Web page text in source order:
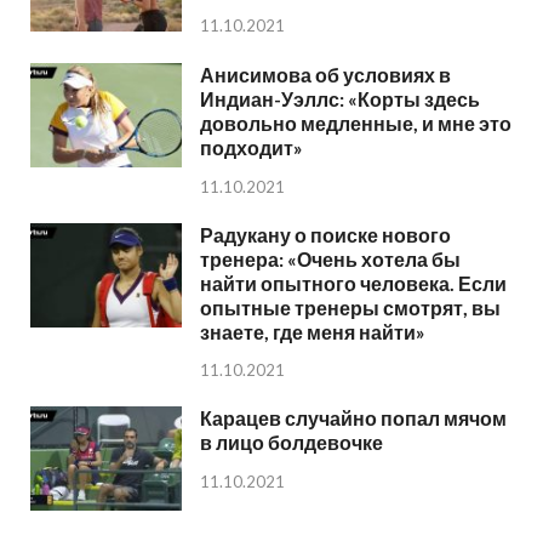
11.10.2021
Анисимова об условиях в
Индиан-Уэллс: «Корты здесь
довольно медленные, и мне это
подходит»
11.10.2021
Радукану о поиске нового
тренера: «Очень хотела бы
найти опытного человека. Если
опытные тренеры смотрят, вы
знаете, где меня найти»
11.10.2021
Карацев случайно попал мячом
в лицо болдевочке
11.10.2021